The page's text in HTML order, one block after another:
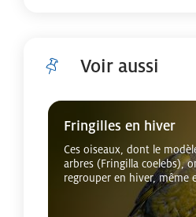
Voir aussi
Cliquer pour passer Voir aussi
Fringilles en hiver
Ces oiseaux, dont le
arbres (Fringilla coelebs),
regrouper en hiver, même